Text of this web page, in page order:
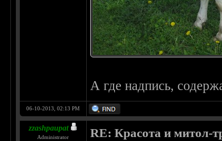
А где надпись,
06-10-2013, 02:13 PM
zzashpaupat
Administrator RE: Красота и митол-